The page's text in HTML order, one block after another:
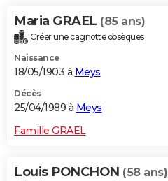
Maria GRAEL (85 ans)
Créer une cagnotte obsèques
Naissance
18/05/1903 à Meys
Décès
25/04/1989 à Meys
Famille GRAEL
Louis PONCHON (58 ans)